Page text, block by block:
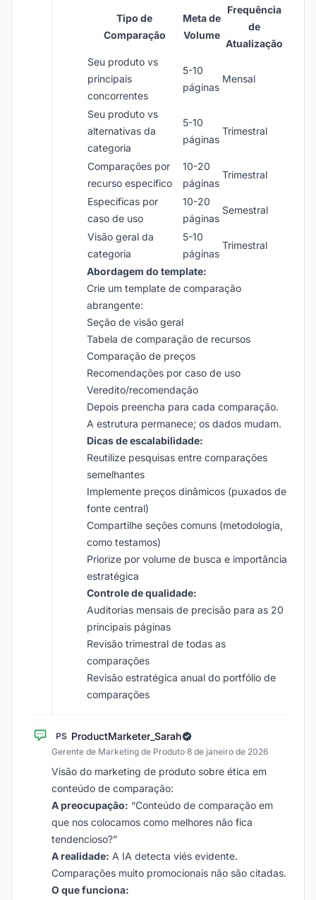
Tipo de
Comparação
Meta de
Volume
Frequência
de
Atualização
Seu produto vs
principais
concorrentes
5-10
páginas
Mensal
Seu produto vs
alternativas da
categoria
5-10
páginas
Trimestral
Comparações por
recurso específico
10-20
páginas
Trimestral
Específicas por
caso de uso
10-20
páginas
Semestral
Visão geral da
categoria
5-10
páginas
Trimestral
Abordagem do template:
Crie um template de comparação
abrangente:
Seção de visão geral
Tabela de comparação de recursos
Comparação de preços
Recomendações por caso de uso
Veredito/recomendação
Depois preencha para cada comparação.
A estrutura permanece; os dados mudam.
Dicas de escalabilidade:
Reutilize pesquisas entre comparações
semelhantes
Implemente preços dinâmicos (puxados de
fonte central)
Compartilhe seções comuns (metodologia,
como testamos)
Priorize por volume de busca e importância
estratégica
Controle de qualidade:
Auditorias mensais de precisão para as 20
principais páginas
Revisão trimestral de todas as
comparações
Revisão estratégica anual do portfólio de
comparações
PS ProductMarketer_Sarah
Gerente de Marketing de Produto·8 de janeiro de 2026
Visão do marketing de produto sobre ética em
conteúdo de comparação:
A preocupação: “Conteúdo de comparação em
que nos colocamos como melhores não fica
tendencioso?”
A realidade: A IA detecta viés evidente.
Comparações muito promocionais não são citadas.
O que funciona: